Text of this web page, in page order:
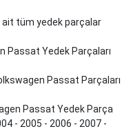
ait tüm yedek parçalar
Passat Yedek Parçaları
Passat Parçaları
Passat Yedek Parça
- 2005 - 2006 - 2007 -